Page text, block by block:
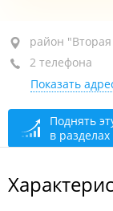
район "Вторая
ТЦ "Виктория",
+7 (423) 224-20-
+7 953 202-33-
сегодня
район
2 телефона
Показать
Поднять
в